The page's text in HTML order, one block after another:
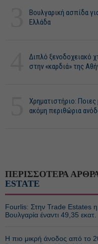
Βουλγαρική ασπίδα
Ελλάδα
Διπλό ξενοδοχειακό
στην «καρδιά» της
Χρηματιστήριο:
ακόμη περιθώρια
ΠΕΡΙΣΣΟΤΕΡΑ
ESTATE
Fourlis: Στην Trade Estates
Βουλγαρία έναντι 49,35 εκατ.
Η πιο μικρή άνοδος από το